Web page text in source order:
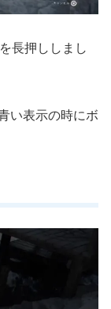
長押ししまし
い表示の時にボ